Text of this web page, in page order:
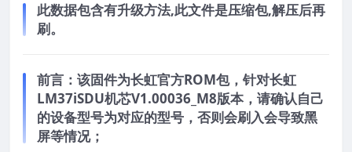
此数据包含有升级方法,此文件是压缩包,解压后再
刷。
前言： 该固件为长虹官方ROM包，针对长虹
LM37iSDU机芯V1.00036_M8版本，请确认自己
的设备型号为对应的型号，否则会刷入会导致黑
屏等情况；